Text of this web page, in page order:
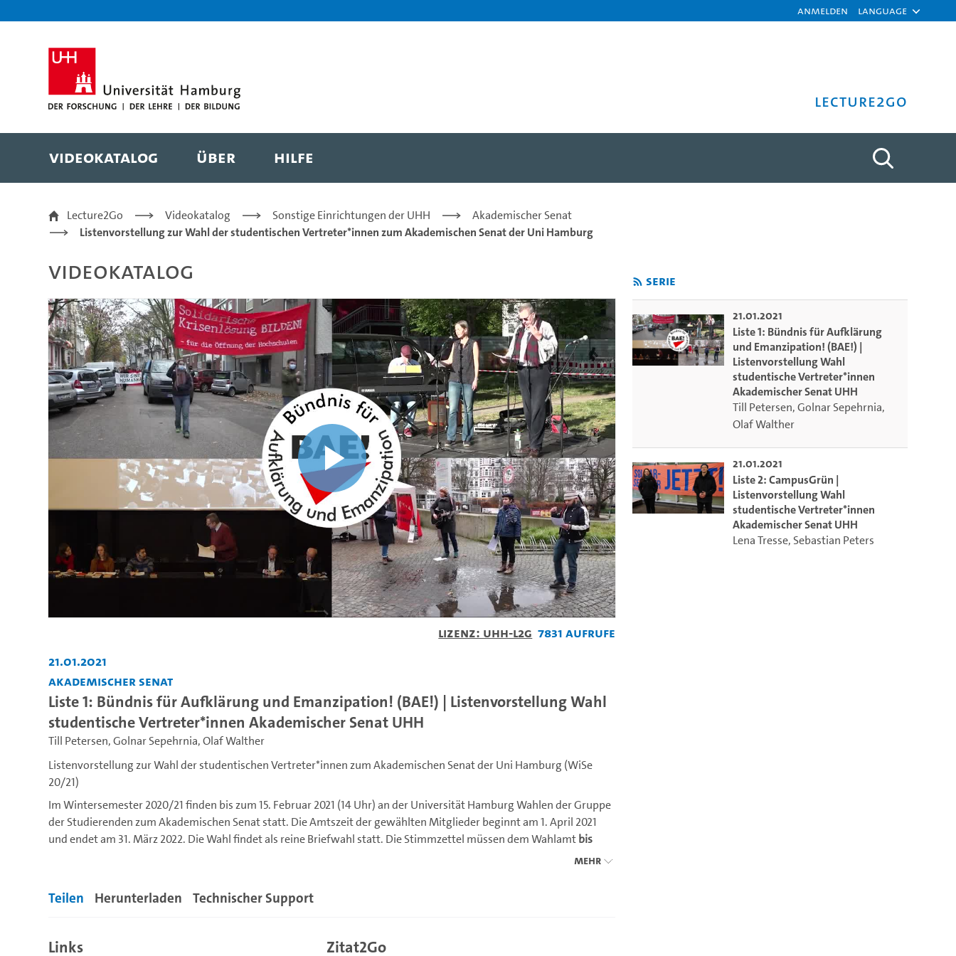
Anmelden Language
Lecture2Go
Videokatalog Über Hilfe
Liste 1: Bündnis für Aufklärung und Emanzipation! (BAE!) |
Lecture2Go Videokatalog Sonstige Einrichtungen der UHH
Akademischer Senat
Listenvorstellung zur Wahl der studentischen Vertreter*innen zum Akademischen Senat der Uni Hamburg
Videokatalog
Video
abspielen
Lizenz: UHH-L2G 7831 Aufrufe
21.01.2021
Akademischer Senat
Liste 1: Bündnis für Aufklärung und Emanzipation! (BAE!) | Listenvorstellung Wahl
studentische Vertreter*innen Akademischer Senat UHH
Till Petersen,Golnar Sepehrnia,Olaf Walther
Listenvorstellung zur Wahl der studentischen Vertreter*innen zum Akademischen Senat der Uni Hamburg (WiSe
20/21)
Im Wintersemester 2020/21 finden bis zum 15. Februar 2021 (14 Uhr) an der Universität Hamburg Wahlen der Gruppe
der Studierenden zum Akademischen Senat statt. Die Amtszeit der gewählten Mitglieder beginnt am 1. April 2021
und endet am 31. März 2022. Die Wahl findet als reine Briefwahl statt. Die Stimmzettel müssen dem Wahlamtbis
www.uni-
In dieser Serie hatten die kandidierenden Listen die Möglichkeit, sich und ihre Programmatik vorzustellen.
Gremien der Akademischen Selbstverwaltung maßgeblich mit. Die Frage nach der Zusammensetzung der Gremien
Mehr
Teilen Herunterladen Technischer Support
Links Zitat2Go
Serie
21.01.2021
Liste 1: Bündnis für Aufklärung
und Emanzipation! (BAE!) |
Listenvorstellung Wahl
studentische Vertreter*innen
Akademischer Senat UHH
Till Petersen,Golnar Sepehrnia,
Olaf Walther
21.01.2021
Liste 2: CampusGrün |
Listenvorstellung Wahl
studentische Vertreter*innen
Akademischer Senat UHH
Lena Tresse, Sebastian Peters